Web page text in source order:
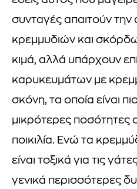
συνταγές απαιτούν
κρεμμυδιών και
κιμά, αλλά υπάρχουν
καρυκευμάτων με
σκόνη, τα οποία είναι
μικρότερες ποσότητες
ποικιλία. Ενώ τα
είναι τοξικά για τις
γενικά περισσότερες